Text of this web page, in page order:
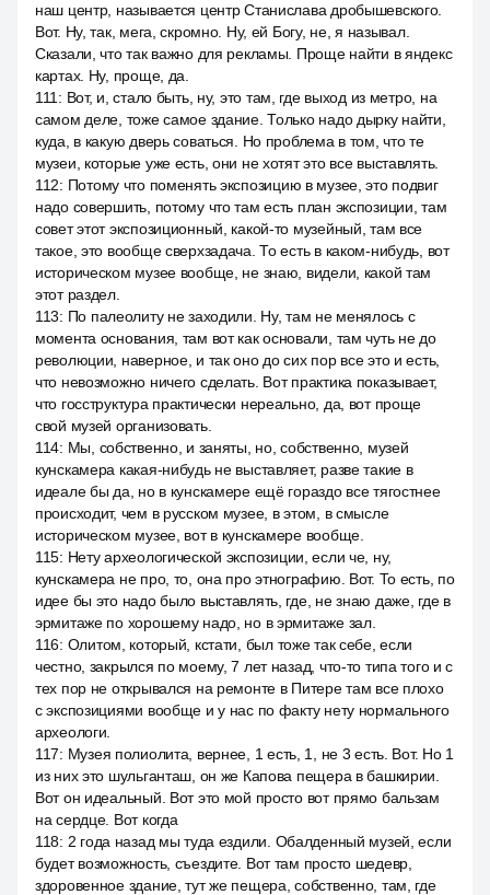
наш центр, называется центр Станислава дробышевского.
Вот. Ну, так, мега, скромно. Ну, ей Богу, не, я называл.
Сказали, что так важно для рекламы. Проще найти в яндекс
картах. Ну, проще, да.
111 : Вот, и, стало быть, ну, это там, где выход из метро, на
самом деле, тоже самое здание. Только надо дырку найти,
куда, в какую дверь соваться. Но проблема в том, что те
музеи, которые уже есть, они не хотят это все выставлять.
112: Потому что поменять экспозицию в музее, это подвиг
надо совершить, потому что там есть план экспозиции, там
совет этот экспозиционный, какой-то музейный, там все
такое, это вообще сверхзадача. То есть в каком-нибудь, вот
историческом музее вообще, не знаю, видели, какой там
этот раздел.
113: По палеолиту не заходили. Ну, там не менялось с
момента основания, там вот как основали, там чуть не до
революции, наверное, и так оно до сих пор все это и есть,
что невозможно ничего сделать. Вот практика показывает,
что госструктура практически нереально, да, вот проще
свой музей организовать.
114: Мы, собственно, и заняты, но, собственно, музей
кунскамера какая-нибудь не выставляет, разве такие в
идеале бы да, но в кунскамере ещё гораздо все тягостнее
происходит, чем в русском музее, в этом, в смысле
историческом музее, вот в кунскамере вообще.
115: Нету археологической экспозиции, если че, ну,
кунскамера не про, то, она про этнографию. Вот. То есть, по
идее бы это надо было выставлять, где, не знаю даже, где в
эрмитаже по хорошему надо, но в эрмитаже зал.
116: Олитом, который, кстати, был тоже так себе, если
честно, закрылся по моему, 7 лет назад, что-то типа того и с
тех пор не открывался на ремонте в Питере там все плохо
с экспозициями вообще и у нас по факту нету нормального
археологи.
117: Музея полиолита, вернее, 1 есть, 1, не 3 есть. Вот. Но 1
из них это шульганташ, он же Капова пещера в башкирии.
Вот он идеальный. Вот это мой просто вот прямо бальзам
на сердце. Вот когда
118: 2 года назад мы туда ездили. Обалденный музей, если
будет возможность, съездите. Вот там просто шедевр,
здоровенное здание, тут же пещера, собственно, там, где